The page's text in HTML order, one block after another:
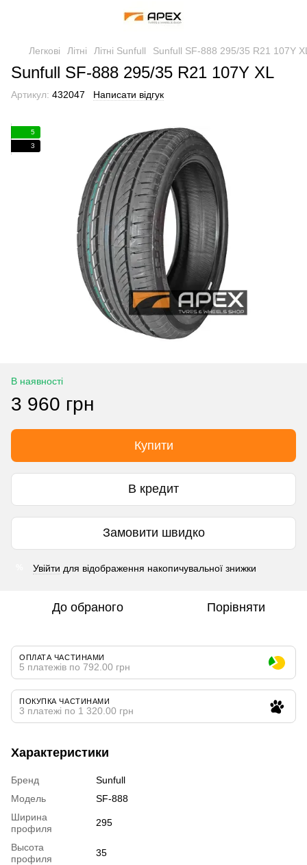
Легкові Літні Літні Sunfull Sunfull SF-888 295/35 R21 107Y
Sunfull SF-888 295/35 R21 107Y XL
Артикул: 432047 Написати відгук
5
3
В наявності
3 960 грн
Купити
В кредит
Замовити швидко
Увійти для відображення накопичувальної знижки
До обраного Порівняти
ОПЛАТА ЧАСТИНАМИ
5 платежів по 792.00 грн
ПОКУПКА ЧАСТИНАМИ
3 платежі по 1 320.00 грн
Характеристики
Бренд
Sunfull
Модель
SF-888
Ширина
профиля
295
Высота
профиля
35